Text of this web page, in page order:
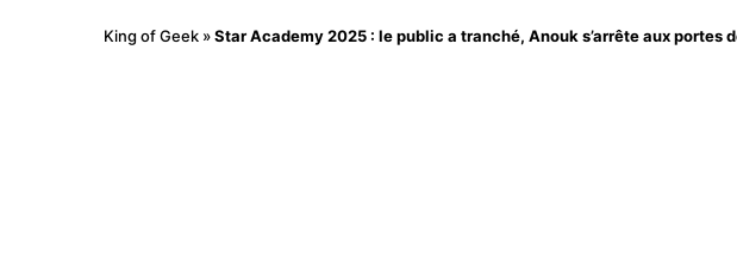
King of Geek »Star Academy 2025 : le public a tranché, Anouk s’arrête aux portes